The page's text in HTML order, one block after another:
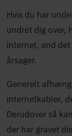
Hvis du har
undret dig over,
internet, end
årsager.
Generelt
internetkabler,
Derudover så
der har gravet